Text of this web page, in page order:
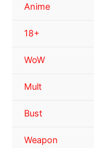
Anime
18+
WoW
Mult
Bust
Weapon